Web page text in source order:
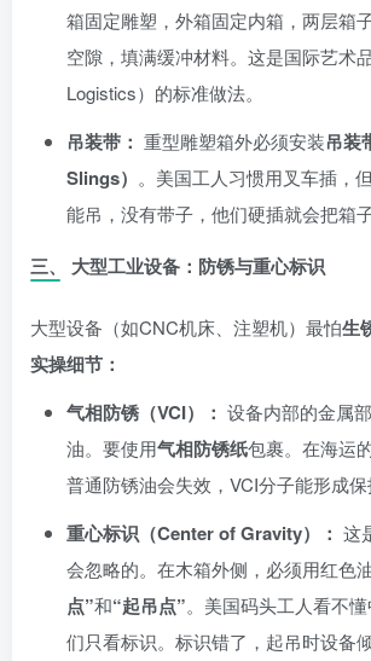
箱固定雕塑，外箱固定内箱，两层箱
空隙，填满缓冲材料。这是国际艺术
Logistics）的标准做法。
吊装带： 重型雕塑箱外必须安装吊装
Slings） 。美国工人习惯用叉车插，
能吊，没有带子，他们硬插就会把箱子
三、 大型工业设备：防锈与重心标识
大型设备（如CNC机床、注塑机）最怕生
实操细节：
气相防锈（VCI）： 设备内部的金属
油。要使用气相防锈纸包裹。在海运
普通防锈油会失效，VCI分子能形成保
重心标识（Center of Gravity）： 这
会忽略的。在木箱外侧，必须用红色
点”和“起吊点”。美国码头工人看不
们只看标识。标识错了，起吊时设备